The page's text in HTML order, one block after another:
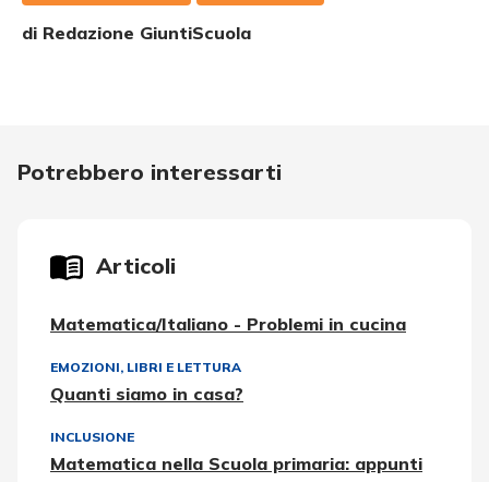
di Redazione GiuntiScuola
Potrebbero interessarti
Articoli
Matematica/Italiano - Problemi in cucina
EMOZIONI, LIBRI E LETTURA
Quanti siamo in casa?
INCLUSIONE
Matematica nella Scuola primaria: appunti